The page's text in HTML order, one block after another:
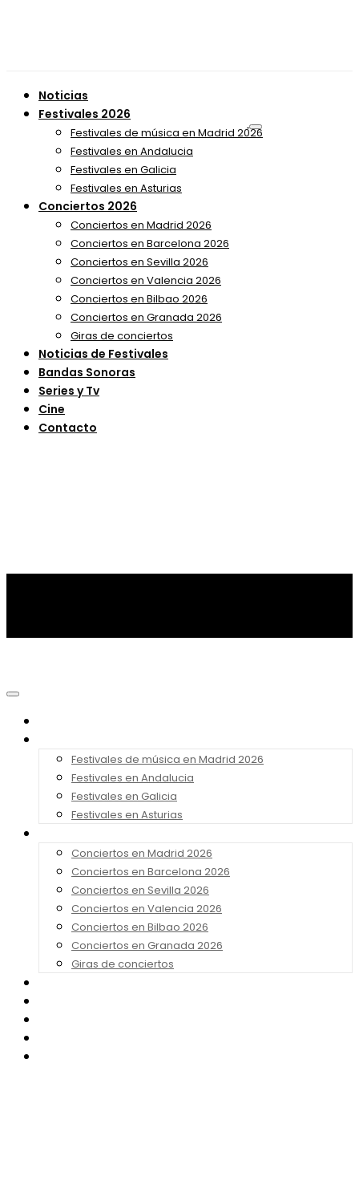
Noticias
Festivales 2026
Festivales de música en Madrid 2026
Festivales en Andalucia
Festivales en Galicia
Festivales en Asturias
Conciertos 2026
Conciertos en Madrid 2026
Conciertos en Barcelona 2026
Conciertos en Sevilla 2026
Conciertos en Valencia 2026
Conciertos en Bilbao 2026
Conciertos en Granada 2026
Giras de conciertos
Noticias de Festivales
Bandas Sonoras
Series y Tv
Cine
Contacto
Festivales de música en Madrid 2026
Festivales en Andalucia
Festivales en Galicia
Festivales en Asturias
Conciertos en Madrid 2026
Conciertos en Barcelona 2026
Conciertos en Sevilla 2026
Conciertos en Valencia 2026
Conciertos en Bilbao 2026
Conciertos en Granada 2026
Giras de conciertos